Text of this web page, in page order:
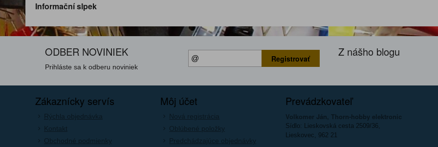
Informační slpek
ODBER NOVINIEK
Prihláste sa k odberu noviniek
Registrovať Z nášho blogu
Zákaznícky servís
Rýchla objednávka
Kontakt
Obchodné podmienky
Môj účet
Nová registrácia
Oblúbené položky
Predchádzajúce objednávky
Prevádzkovateľ
Volkomer Ján, Thorn-hobby elektronic
Sídlo: Lieskovská cesta 2509/36,
Lieskovec, 962 21